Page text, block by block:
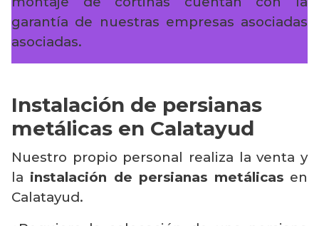
garantía de nuestras empresas asociadas
asociadas.
Instalación de persianas
metálicas en Calatayud
Nuestro propio personal realiza la venta y
la instalación de persianas metálicasen
Calatayud.